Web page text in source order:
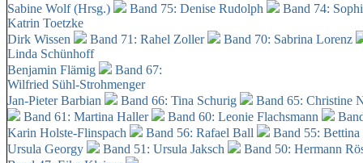
Sabine Wolf (Hrsg.)
Band 75: Denise Rudolph
Band 74:
Katrin Toetzke
Dirk Wissen
Band 71: Rahel Zoller
Band 70: Sabrina Lorenz
Linda Schünhoff
Benjamin Flämig
Band 67:
Wilfried Sühl-Strohmenger
Jan-Pieter Barbian
Band 66: Tina Schurig
Band 65: Christine
Band 61: Martina Haller
Band 60: Leonie Flachsmann
Karin Holste-Flinspach
Band 56: Rafael Ball
Band 55:
Ursula Georgy
Band 51: Ursula Jaksch Band 50: Hermann